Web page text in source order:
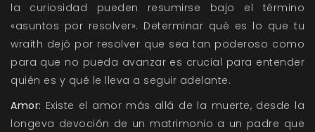
la curiosidad pueden resumirse bajo el término
«asuntos por resolver». Determinar qué es lo que tu
wraith dejó por resolver que sea tan poderoso como
para que no pueda avanzar es crucial para entender
quién es y qué le lleva a seguir adelante.
Amor: Existe el amor más allá de la muerte, desde la
longeva devoción de un matrimonio a un padre que